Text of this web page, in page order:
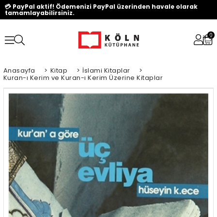
💳 PayPal aktif! Ödemenizi PayPal üzerinden havale olarak
tamamlayabilirsiniz.
0
Anasayfa > Kitap > İslami Kitaplar >
Kuran-ı Kerim ve Kuran-ı Kerim Üzerine Kitaplar